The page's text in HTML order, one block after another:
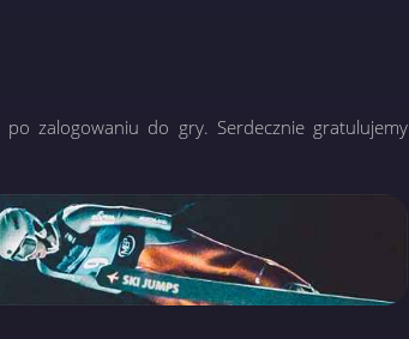
po zalogowaniu do gry. Serdecznie gratulujemy